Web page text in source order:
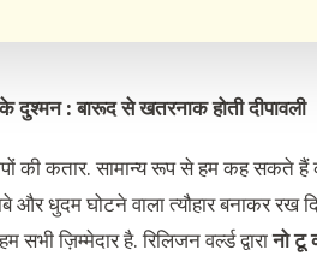
: बारूद से खतरनाक होती दीपावली
की कतार. सामान्य रूप से हम कह सकते हैं
और धुदम घोटने वाला त्यौहार बनाकर रख
ज़िम्मेदार है. रिलिजन वर्ल्ड द्वारानो टू